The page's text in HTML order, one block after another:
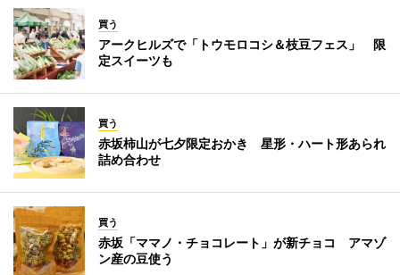
買う
アークヒルズで「トウモロコシ＆枝豆フェス」 限
定スイーツも
買う
赤坂柿山が七夕限定おかき 星形・ハート形あられ
詰め合わせ
買う
赤坂「ママノ・チョコレート」が新チョコ アマゾ
ン産の豆使う